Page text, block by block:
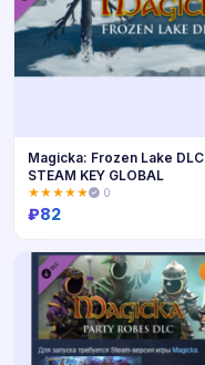
Купить
Magicka: Frozen Lake DLC
STEAM KEY GLOBAL
★★★★★ 0
₽82